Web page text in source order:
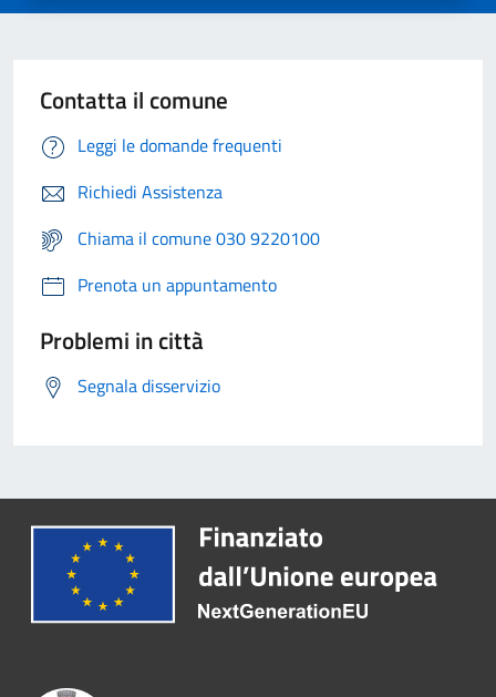
Contatta il comune
Leggi le domande frequenti
Richiedi Assistenza
Chiama il comune 030 9220100
Prenota un appuntamento
Problemi in città
Segnala disservizio